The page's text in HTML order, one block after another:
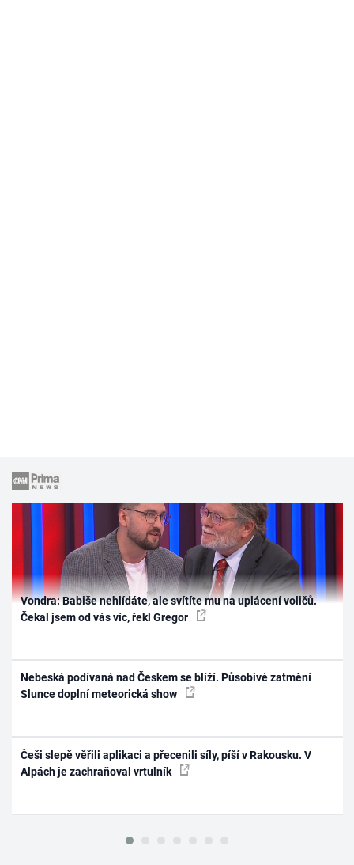
Vondra: Babiše nehlídáte, ale svítíte mu na uplácení voličů.
Čekal jsem od vás víc, řekl Gregor
Nebeská podívaná nad Českem se blíží. Působivé zatmění
Slunce doplní meteorická show
Češi slepě věřili aplikaci a přecenili síly, píší v Rakousku. V
Alpách je zachraňoval vrtulník